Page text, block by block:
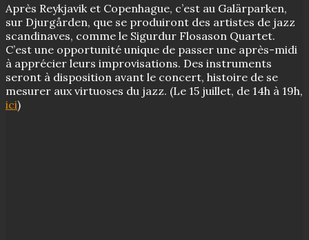
Après Reykjavik et Copenhague, c’est au Galärparken,
sur Djurgården, que se produiront des artistes de jazz
scandinaves, comme le Sigurdur Flosason Quartet.
C’est une opportunité unique de passer une après-midi
à apprécier leurs improvisations. Des instruments
seront à disposition avant le concert, histoire de se
mesurer aux virtuoses du jazz. (Le 15 juillet, de 14h à 19h,
ici)